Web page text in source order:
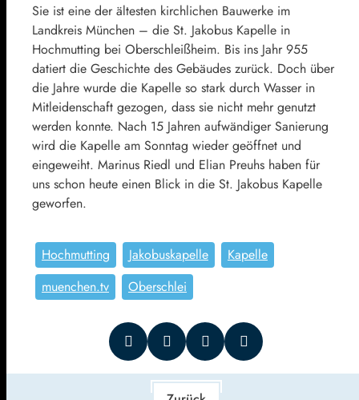
Sie ist eine der ältesten kirchlichen Bauwerke im
Landkreis München – die St. Jakobus Kapelle in
Hochmutting bei Oberschleißheim. Bis ins Jahr 955
datiert die Geschichte des Gebäudes zurück. Doch über
die Jahre wurde die Kapelle so stark durch Wasser in
Mitleidenschaft gezogen, dass sie nicht mehr genutzt
werden konnte. Nach 15 Jahren aufwändiger Sanierung
wird die Kapelle am Sonntag wieder geöffnet und
eingeweiht. Marinus Riedl und Elian Preuhs haben für
uns schon heute einen Blick in die St. Jakobus Kapelle
geworfen.
Hochmutting Jakobuskapelle
Kapelle
muenchen.tv
Oberschlei